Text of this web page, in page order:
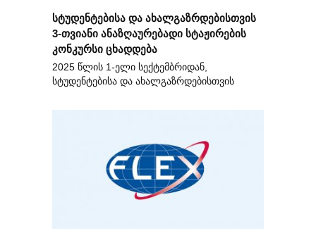
სტუდენტებისა და ახალგაზრდებისთვის
3-თვიანი ანაზღაურებადი სტაჟირების
კონკურსი ცხადდება
2025 წლის 1-ელი სექტემბრიდან,
სტუდენტებისა და ახალგაზრდებისთვის